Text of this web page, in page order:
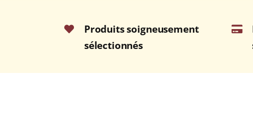
Produits soigneusement
sélectionnés